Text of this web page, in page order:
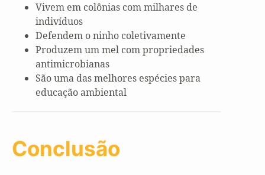
Vivem em colônias com milhares de
indivíduos
Defendem o ninho coletivamente
Produzem um mel com propriedades
antimicrobianas
São uma das melhores espécies para
educação ambiental
Conclusão